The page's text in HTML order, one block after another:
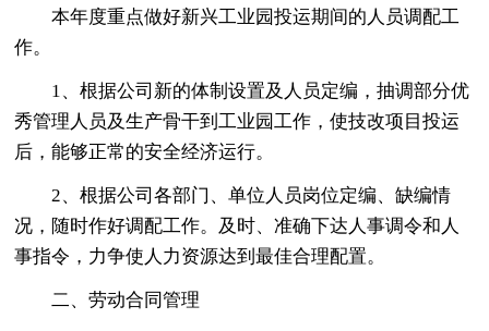
本年度重点做好新兴工业园投运期间的人员调配工
作。
1、根据公司新的体制设置及人员定编，抽调部分优
秀管理人员及生产骨干到工业园工作，使技改项目投运
后，能够正常的安全经济运行。
2、根据公司各部门、单位人员岗位定编、缺编情
况，随时作好调配工作。及时、准确下达人事调令和人
事指令，力争使人力资源达到最佳合理配置。
二、劳动合同管理